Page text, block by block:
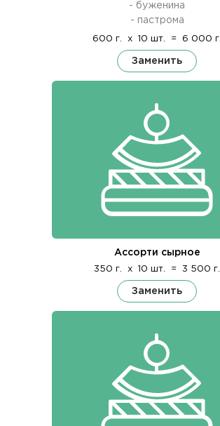
- буженина
- пастрома
600 г. x 10 шт. = 6 000 г.
Заменить
Ассорти сырное
350 г. x 10 шт. = 3 500 г.
Заменить